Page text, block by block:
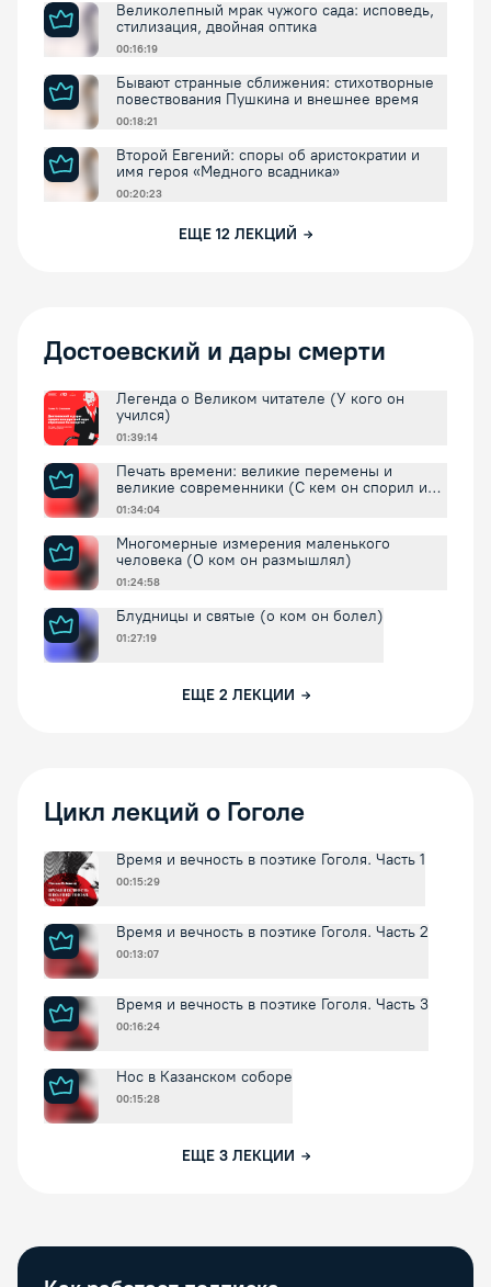
Великолепный мрак чужого сада: исповедь,
стилизация, двойная оптика
00:16:19
Бывают странные сближения: стихотворные
повествования Пушкина и внешнее время
00:18:21
Второй Евгений: споры об аристократии и
имя героя «Медного всадника»
00:20:23
ЕЩЕ 12 ЛЕКЦИЙ
Достоевский и дары смерти
Легенда о Великом читателе (У кого он
учился)
01:39:14
Печать времени: великие перемены и
великие современники (С кем он спорил и
соглашался)
01:34:04
Многомерные измерения маленького
человека (О ком он размышлял)
01:24:58
Блудницы и святые (о ком он болел)
01:27:19
ЕЩЕ 2 ЛЕКЦИИ
Цикл лекций о Гоголе
Время и вечность в поэтике Гоголя. Часть 1
00:15:29
Время и вечность в поэтике Гоголя. Часть 2
00:13:07
Время и вечность в поэтике Гоголя. Часть 3
00:16:24
Нос в Казанском соборе
00:15:28
ЕЩЕ 3 ЛЕКЦИИ